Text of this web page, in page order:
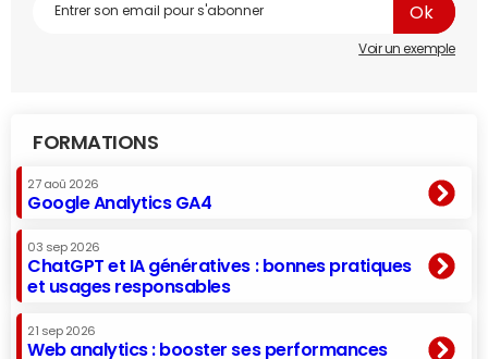
Voir un exemple
FORMATIONS
27 aoû 2026
Google Analytics GA4
03 sep 2026
ChatGPT et IA génératives : bonnes pratiques
et usages responsables
21 sep 2026
Web analytics : booster ses performances